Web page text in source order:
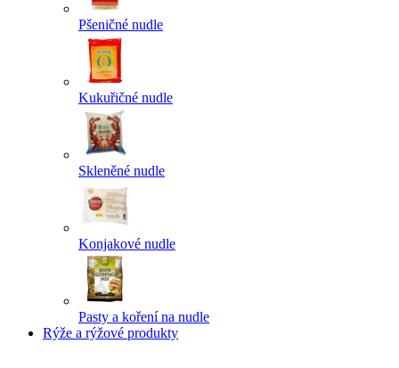
Pšeničné nudle
Kukuřičné nudle
Skleněné nudle
Konjakové nudle
Pasty a koření na nudle
Rýže a rýžové produkty